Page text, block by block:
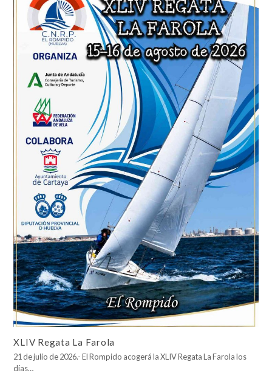
XLIV Regata La Farola
21 de julio de 2026.- El Rompido acogerá la XLIV Regata La Farola los
días…